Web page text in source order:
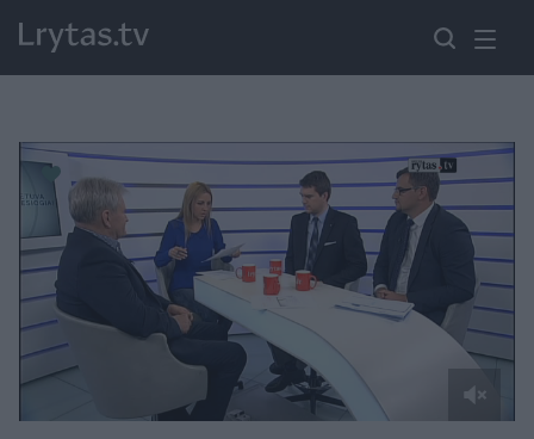
Paremkite Ukrainą